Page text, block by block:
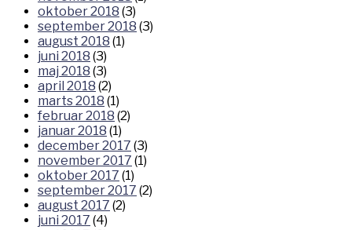
oktober 2018 (3)
september 2018 (3)
august 2018 (1)
juni 2018 (3)
maj 2018 (3)
april 2018 (2)
marts 2018 (1)
februar 2018 (2)
januar 2018 (1)
december 2017 (3)
november 2017 (1)
oktober 2017 (1)
september 2017 (2)
august 2017 (2)
juni 2017 (4)